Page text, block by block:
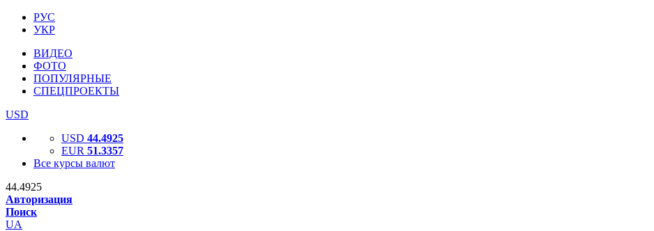
РУС
УКР
ВИДЕО
ФОТО
ПОПУЛЯРНЫЕ
СПЕЦПРОЕКТЫ
USD
USD 44.4925
EUR 51.3357
Все курсы валют
44.4925
Авторизация
Поиск
UA